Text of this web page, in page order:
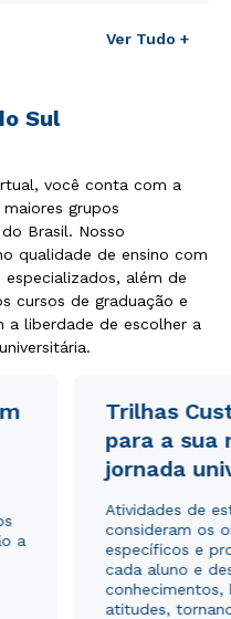
Ver Tudo +
Sul
você conta com a
grupos
Brasil. Nosso
qualidade de ensino com
além de
cursos de graduação e
a liberdade de escolher a
a
Trilhas
para a sua
jornada
Atividades de
consideram os
específicos e
cada aluno e
conhecimentos,
atitudes,
de Privacidade.e
utilizados para o
do Sul.